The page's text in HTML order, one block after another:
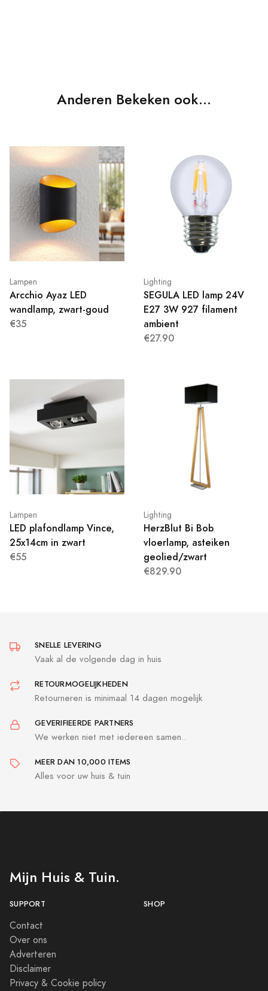
Anderen Bekeken ook...
Lampen
Arcchio Ayaz LED
wandlamp, zwart-goud
€35
Lighting
SEGULA LED lamp 24V
E27 3W 927 filament
ambient
€27.90
Lampen
LED plafondlamp Vince,
25x14cm in zwart
€55
Lighting
HerzBlut Bi Bob
vloerlamp, asteiken
geolied/zwart
€829.90
SNELLE LEVERING
Vaak al de volgende dag in huis
RETOURMOGELIJKHEDEN
Retourneren is minimaal 14 dagen mogelijk
GEVERIFIEERDE PARTNERS
We werken niet met iedereen samen..
MEER DAN 10,000 ITEMS
Alles voor uw huis & tuin
Mijn Huis & Tuin.
SUPPORT
Contact
Over ons
Adverteren
Disclaimer
Privacy & Cookie policy
SHOP